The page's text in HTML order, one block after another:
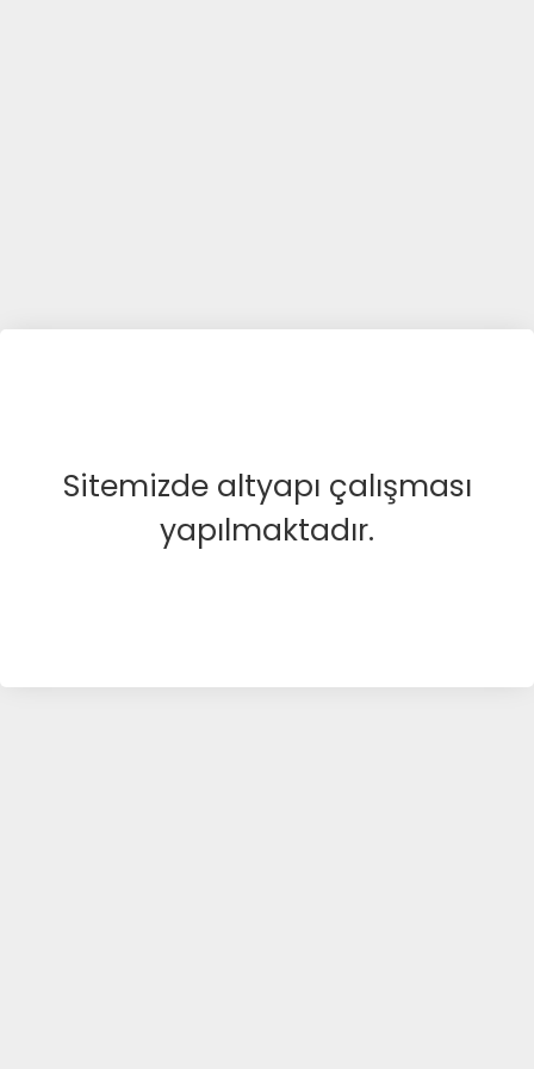
Sitemizde altyapı çalışması
yapılmaktadır.